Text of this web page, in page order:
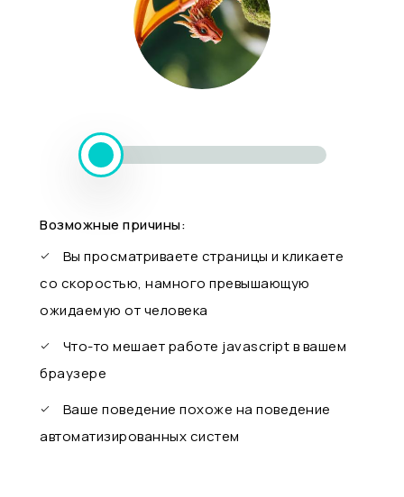
Возможные причины:
Вы просматриваете страницы и кликаете
со скоростью, намного превышающую
ожидаемую от человека
Что-то мешает работе javascript в вашем
браузере
Ваше поведение похоже на поведение
автоматизированных систем